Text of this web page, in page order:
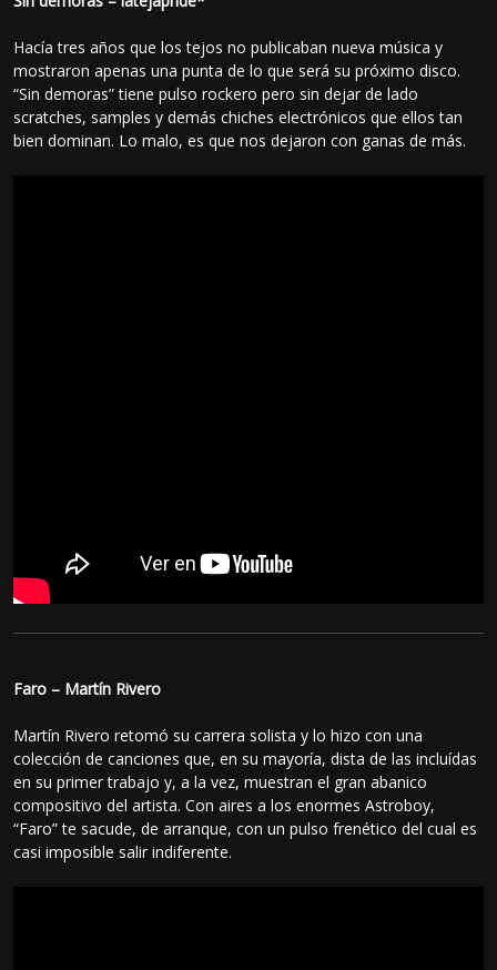
Hacía tres años que los tejos no publicaban nueva música y
mostraron apenas una punta de lo que será su próximo disco.
“Sin demoras” tiene pulso rockero pero sin dejar de lado
scratches, samples y demás chiches electrónicos que ellos tan
bien dominan. Lo malo, es que nos dejaron con ganas de más.
Faro – Martín Rivero
Martín Rivero retomó su carrera solista y lo hizo con una
colección de canciones que, en su mayoría, dista de las incluídas
en su primer trabajo y, a la vez, muestran el gran abanico
compositivo del artista. Con aires a los enormes Astroboy,
“Faro” te sacude, de arranque, con un pulso frenético del cual es
casi imposible salir indiferente.